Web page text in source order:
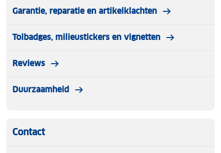
Garantie, reparatie en artikelklachten
Tolbadges, milieustickers en vignetten
Reviews
Duurzaamheid
Contact